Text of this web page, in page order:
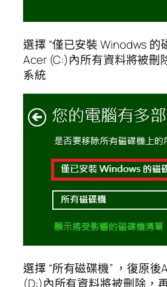
選擇 “僅已安裝 Winodws 的
Acer (C:)內所有資料將被刪
系統
選擇 “所有磁碟機” ，復原後
(D:)內所有資料將被刪除，